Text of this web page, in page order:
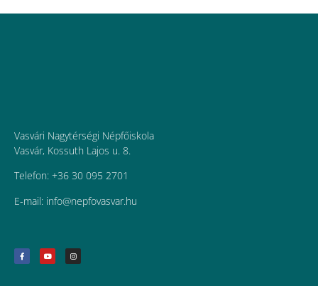
Vasvári Nagytérségi Népfőiskola
Vasvár, Kossuth Lajos u. 8.
Telefon: +36 30 095 2701
E-mail: uh.ravsavofpen@ofni